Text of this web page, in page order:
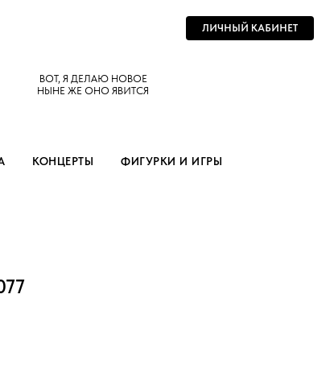
ВОТ, Я ДЕЛАЮ НОВОЕ
НЫНЕ ЖЕ ОНО ЯВИТСЯ
КОНЦЕРТЫ ФИГУРКИ И ИГРЫ
ЛИЧНЫЙ КАБИНЕТ